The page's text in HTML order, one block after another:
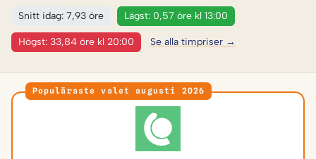
Snitt idag: 7,93 öre Lägst: 0,57 öre kl 13:00
Högst: 33,84 öre kl 20:00 Se alla timpriser →
Populäraste valet augusti 2026